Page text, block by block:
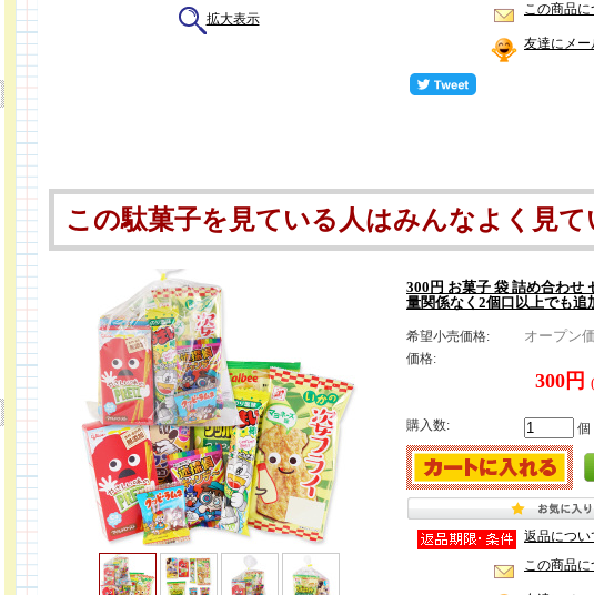
拡大表示
この商品
友達にメー
この駄菓子を見ている人はみんなよく見
300円 お菓子 袋 詰め合わせ
量関係なく2個口以上でも追
希望小売価格: オープン
価格:
300円
購入数: 個
返品につい
この商品